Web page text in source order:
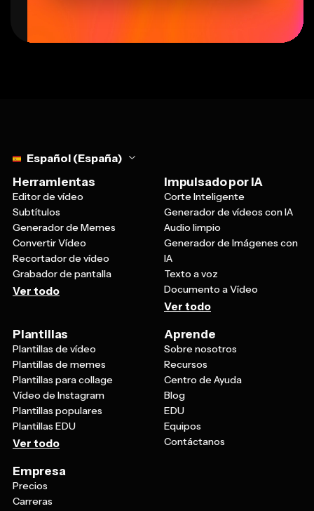
Español (España)
Herramientas
Editor de vídeo
Subtítulos
Generador de Memes
Convertir Vídeo
Recortador de vídeo
Grabador de pantalla
Ver todo
Impulsado por IA
Corte Inteligente
Generador de vídeos con IA
Audio limpio
Generador de Imágenes con
IA
Texto a voz
Documento a Vídeo
Ver todo
Plantillas
Plantillas de vídeo
Plantillas de memes
Plantillas para collage
Vídeo de Instagram
Plantillas populares
Plantillas EDU
Ver todo
Aprende
Sobre nosotros
Recursos
Centro de Ayuda
Blog
EDU
Equipos
Contáctanos
Empresa
Precios
Carreras